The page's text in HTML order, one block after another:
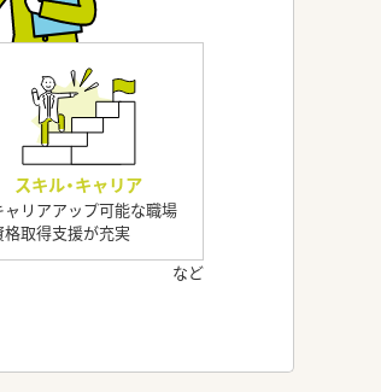
スキル・キャリア
ャリアアップ可能な職場
格取得支援が充実